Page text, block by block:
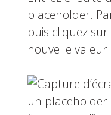
placeholder.
puis cliquez
nouvelle